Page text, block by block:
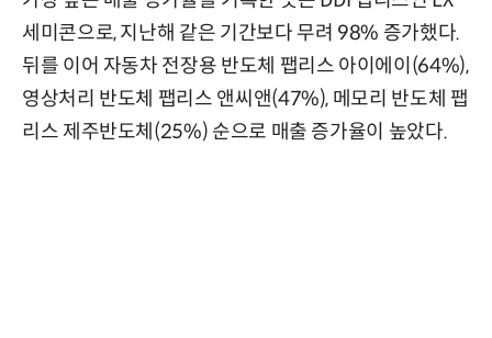
세미콘으로, 지난해 같은 기간보다 무려 98% 증가했다.
뒤를 이어 자동차 전장용 반도체 팹리스 아이에이(64%),
영상처리 반도체 팹리스 앤씨앤(47%), 메모리 반도체 팹
리스 제주반도체(25%) 순으로 매출 증가율이 높았다.